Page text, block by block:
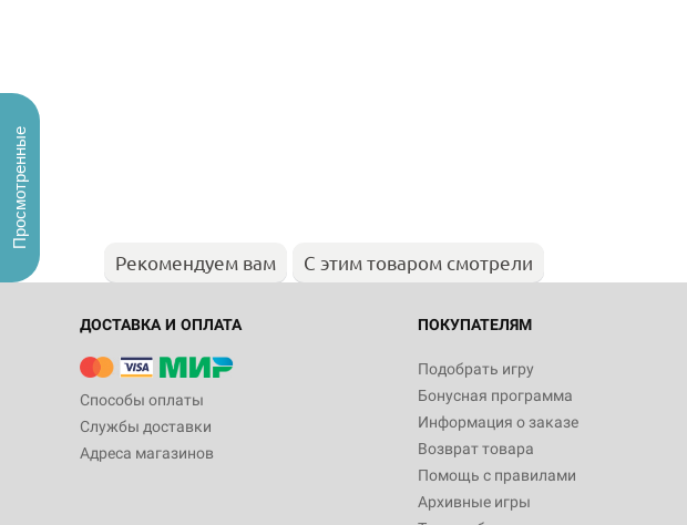
Рекомендуем вам С этим товаром смотрели
ДОСТАВКА И ОПЛАТА
Способы оплаты
Службы доставки
Адреса магазинов
ПОКУПАТЕЛЯМ
Подобрать игру
Бонусная программа
Информация о заказе
Возврат товара
Помощь с правилами
Архивные игры
Просмотренные